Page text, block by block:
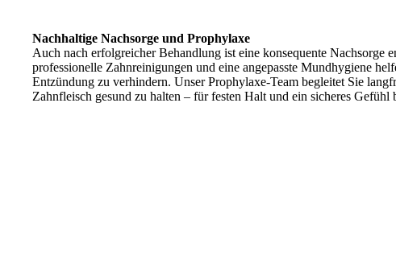
Nachhaltige Nachsorge und Prophylaxe
Auch nach erfolgreicher Behandlung ist eine konsequente Nachsorge
professionelle Zahnreinigungen und eine angepasste Mundhygiene
Entzündung zu verhindern. Unser Prophylaxe-Team begleitet Sie
Zahnfleisch gesund zu halten – für festen Halt und ein sicheres